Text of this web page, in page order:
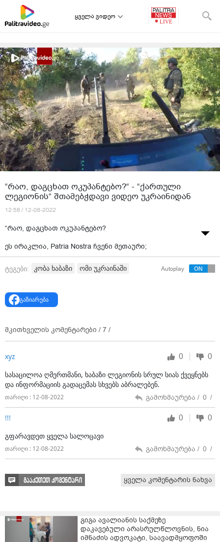
ყველა ვიდეო
“რაო, დაგცხათ ოკუპანტებო?“ - “ქართული
ლეგიონის“ შთამებჭდავი ვიდეო უკრაინიდან
12:58 / 12-08-2022
“რაო, დაგცხათ ოკუპანტებო?
ეს ირაკლია, Patria Nostra ჩვენი მეთაური;
ეს მიშაა, დიახ ის მიხეილ ქამხაძე რომლის პირადი
მონაცემები მოღალატე ქართველმა (ქართველებმა)
ეს ავალაა, George Avaliani ჩვენი გათვლის ჯგუფის
ეს ქებურაა, ჩვენი Keburia David
და კიდევ თქვენი მონა-მორჩილი.
მე მიყვარს Georgian Legion - Грузинський Легіон
ქართული ლეგიონი
P.S. თანამებრძოლების სახელები მითითებულია
მხოლოდ მათი თანხმობის შემდეგ, თანაც თითოეულ
მათგანს თავიანთ ფბ გვერდზე აქვთ დაფიქსირებული,
დამოუკიდებლობისთვის იბრძვიან...“ - აქვეყნებს
უკრაინიდან კობა ხაბაზი.
ტეგები: კობა ხაბაზი ომი უკრაინაში Autoplay
გაზიარება
მკითხველის კომენტარები / 7 /
xyz 0 0
სასაცილოა ღმერთმანი, ხაბაზი ლეგიონის სრულ სიას ქვეყნებს
და ინფორმაციის გადაცემას სხვებს აბრალებენ.
თარიღი : 12-08-2022 გამოხმაურება / 0 /
!!! 0 0
გფარავდეთ ყველა სალოცავი
თარიღი : 12-08-2022 გამოხმაურება / 0 /
გააკეთეთ კომენტარი ყველა კომენტარის ნახვა
გიგა ავალიანის საქმეზე
დაკავებული არასრულწლოვნის, ნია
იმნაძის ადვოკატი, საავადმყოფოში